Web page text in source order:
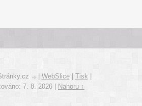
WebSlice Tisk
7. 8. 2026
Nahoru ↑